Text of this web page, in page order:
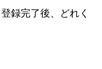
録完了後、どれく